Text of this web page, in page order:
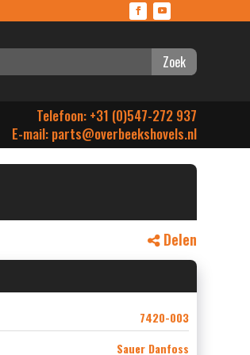
Zoek
Telefoon: +31 (0)547-272 937
E-mail: parts@overbeekshovels.nl
Delen
7420-003
Sauer Danfoss